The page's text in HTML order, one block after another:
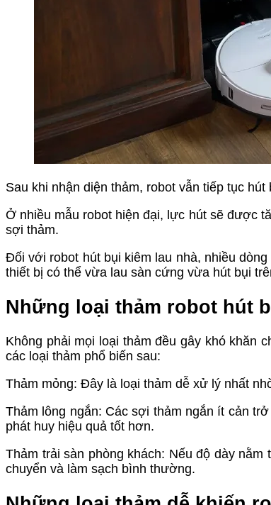
Sau khi nhận diện thảm, robot vẫn tiếp tục
Ở nhiều mẫu robot hiện đại, lực hút sẽ được
sợi thảm.
Đối với robot hút bụi kiêm lau nhà, nhiều
thiết bị có thể vừa lau sàn cứng vừa hút bụi
Những loại thảm robot hút
Không phải mọi loại thảm đều gây khó khăn
các loại thảm phổ biến sau:
Thảm mỏng: Đây là loại thảm dễ xử lý nhất
Thảm lông ngắn: Các sợi thảm ngắn ít cản
phát huy hiệu quả tốt hơn.
Thảm trải sàn phòng khách: Nếu độ dày
chuyển và làm sạch bình thường.